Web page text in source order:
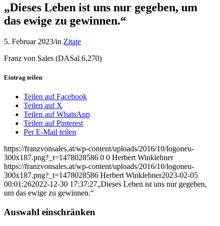
„Dieses Leben ist uns nur gegeben, um
das ewige zu gewinnen.“
5. Februar 2023/in Zitate
Franz von Sales (DASal 6,270)
Eintrag teilen
Teilen auf Facebook
Teilen auf X
Teilen auf WhatsApp
Teilen auf Pinterest
Per E-Mail teilen
https://franzvonsales.at/wp-content/uploads/2016/10/logoneu-
300x187.png?_t=1478028586 0 0 Herbert Winklehner
https://franzvonsales.at/wp-content/uploads/2016/10/logoneu-
300x187.png?_t=1478028586 Herbert Winklehner2023-02-05
00:01:262022-12-30 17:37:27„Dieses Leben ist uns nur gegeben,
um das ewige zu gewinnen.“
Auswahl einschränken